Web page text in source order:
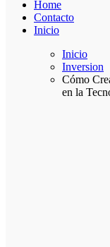
Home
Contacto
Inicio
Inicio
Inversion
Cómo
en la